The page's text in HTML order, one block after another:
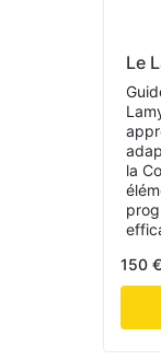
Le
la
150